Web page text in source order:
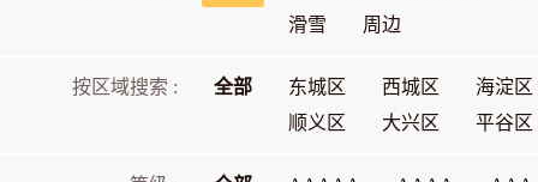
滑雪
周边
按区域搜索 : 全部 东城区 西城区
海淀区
顺义区
大兴区 平谷区